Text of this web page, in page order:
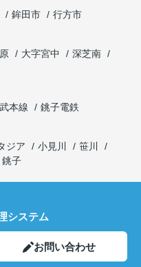
鉾田市
行方市
大字宮中
深芝南
本線
銚子電鉄
ジア 小見川
笹川
銚子
システム
お問い合わせ